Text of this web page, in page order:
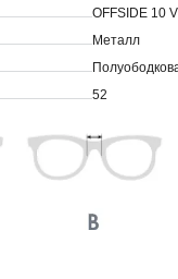
OFFSIDE 10
Металл
52